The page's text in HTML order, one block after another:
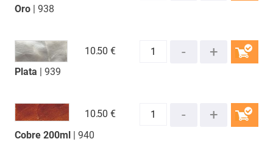
Oro| 938
Plata | 939
10.50 €
Cobre 200ml| 940
10.50 €